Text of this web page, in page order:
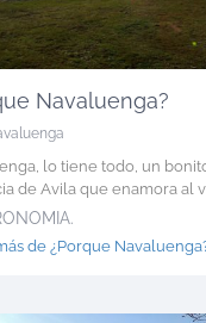
Navaluenga?
lo tiene todo, un
de Avila que enamora al
de ¿Porque